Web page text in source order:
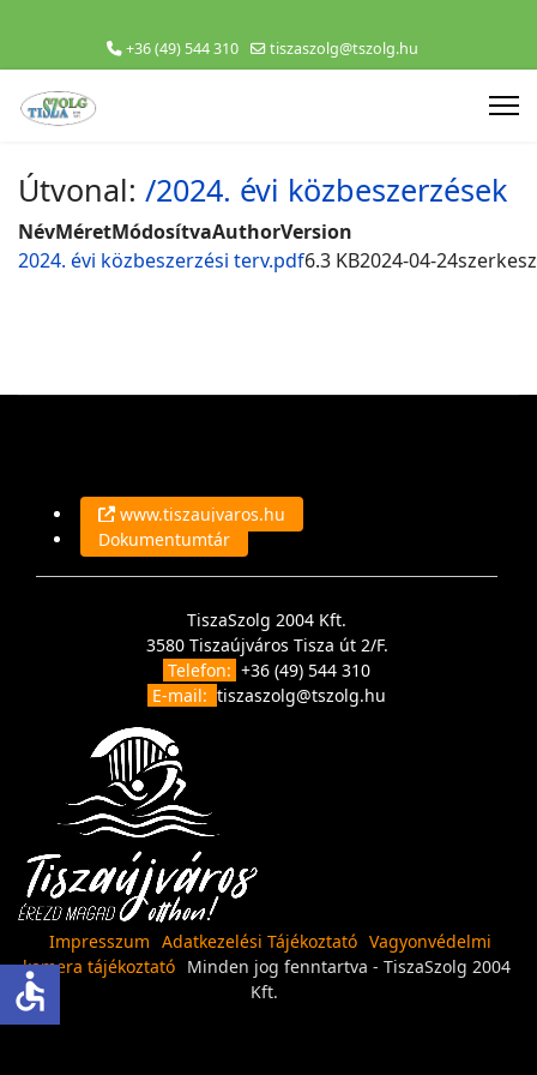
+36 (49) 544 310 tiszaszolg@tszolg.hu
Útvonal: /2024. évi közbeszerzések
NévMéretMódosítvaAuthorVersion
2024. évi közbeszerzési terv.pdf6.3 KB2024-04-24
www.tiszaujvaros.hu
Dokumentumtár
TiszaSzolg 2004 Kft.
3580 Tiszaújváros Tisza út 2/F.
Telefon: +36 (49) 544 310
E-mail: tiszaszolg@tszolg.hu
Impresszum Adatkezelési Tájékoztató Vagyonvédelmi
kamera tájékoztató Minden jog fenntartva - TiszaSzolg 2004
Kft.
accessible